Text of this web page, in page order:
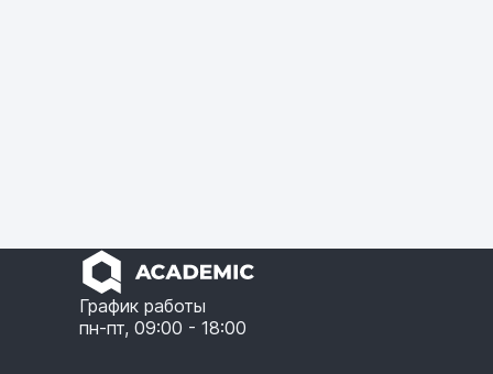
График работы
пн-пт, 09:00 - 18:00